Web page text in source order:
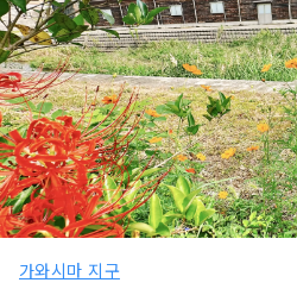
가와시마 지구